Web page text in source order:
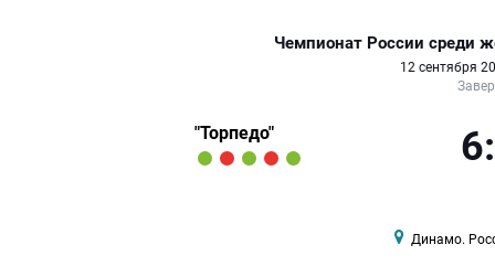
Чемпионат России среди
12 сентября
"Торпедо"
Динамо.